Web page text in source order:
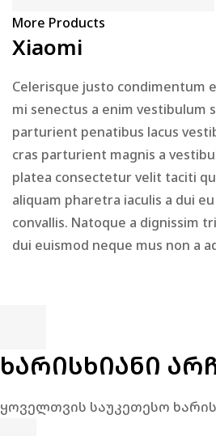
More Products
Xiaomi
Celerisque justo condimentum
mi senectus a enim vestibulum
parturient penatibus lacus
cras parturient magnis a
platea consectetur velit taciti
aliquam pharetra iaculis a dui
convallis. Natoque a dignissim
dui euismod neque mus non a
ᲮᲐᲠᲘᲡᲮᲘᲐᲜᲘ
ყოველთვის საუკეთესო